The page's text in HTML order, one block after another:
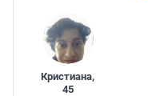
Кристиана,
45